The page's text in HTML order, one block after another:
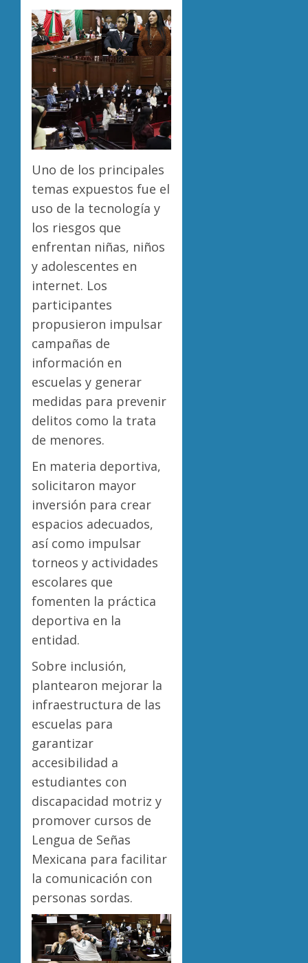
Uno de los principales
temas expuestos fue el
uso de la tecnología y
los riesgos que
enfrentan niñas, niños
y adolescentes en
internet. Los
participantes
propusieron impulsar
campañas de
información en
escuelas y generar
medidas para prevenir
delitos como la trata
de menores.
En materia deportiva,
solicitaron mayor
inversión para crear
espacios adecuados,
así como impulsar
torneos y actividades
escolares que
fomenten la práctica
deportiva en la
entidad.
Sobre inclusión,
plantearon mejorar la
infraestructura de las
escuelas para
garantizar
accesibilidad a
estudiantes con
discapacidad motriz y
promover cursos de
Lengua de Señas
Mexicana para facilitar
la comunicación con
personas sordas.